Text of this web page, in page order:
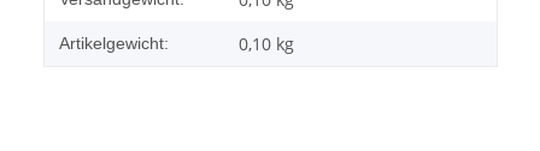
Artikelgewicht: 0,10 kg